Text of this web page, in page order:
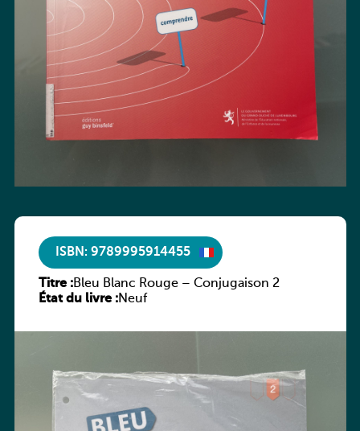
ISBN: 9789995914455
Titre :Bleu Blanc Rouge – Conjugaison 2
État du livre :Neuf